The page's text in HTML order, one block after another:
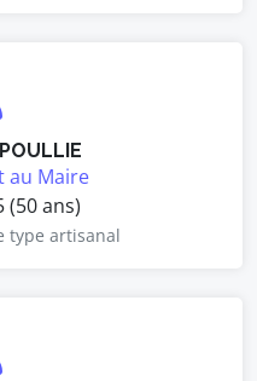
au Maire
(50 ans)
type artisanal